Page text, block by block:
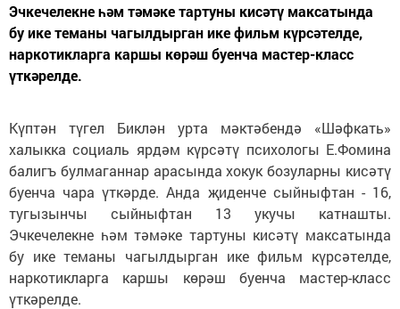
Эчкечелекне һәм тәмәке тартуны кисәтү максатында
бу ике теманы чагылдырган ике фильм күрсәтелде,
наркотикларга каршы көрәш буенча мастер-класс
үткәрелде.
Күптән түгел Биклән урта мәктәбендә «Шәфкать»
халыкка социаль ярдәм күрсәтү психологы Е.Фомина
балигъ булмаганнар арасында хокук бозуларны кисәтү
буенча чара үткәрде. Анда җиденче сыйныфтан - 16,
тугызынчы сыйныфтан 13 укучы катнашты.
Эчкечелекне һәм тәмәке тартуны кисәтү максатында
бу ике теманы чагылдырган ике фильм күрсәтелде,
наркотикларга каршы көрәш буенча мастер-класс
үткәрелде.